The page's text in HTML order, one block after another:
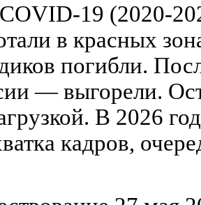
19 (2020-
в красных
погибли.
— выгорели.
В 2026
кадров,